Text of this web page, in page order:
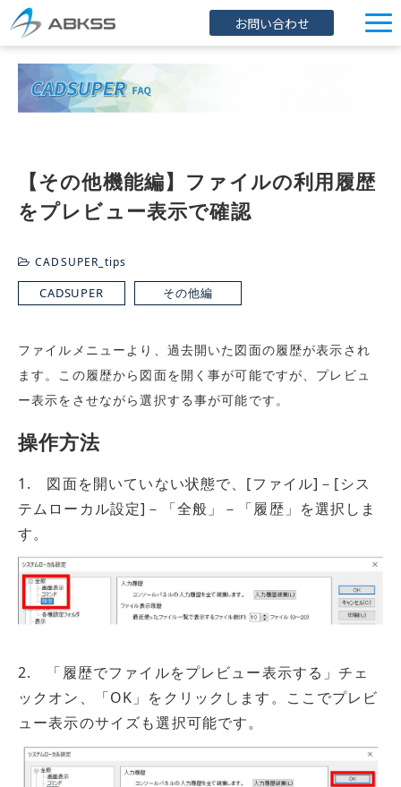
お問い合わせ
オンラインストア
イベント・セミナー
導入事例
【その他機能編】ファイルの利用履歴
をプレビュー表示で確認
CADSUPER_tips
CADSUPER その他編
ファイルメニューより、過去開いた図面の履歴が表示され
ます。この履歴から図面を開く事が可能ですが、プレビュ
ー表示をさせながら選択する事が可能です。
操作方法
1. 図面を開いていない状態で、[ファイル]－[シス
テムローカル設定]－「全般」－「履歴」を選択しま
す。
2. 「履歴でファイルをプレビュー表示する」チェ
ックオン、「OK」をクリックします。ここでプレビ
ュー表示のサイズも選択可能です。